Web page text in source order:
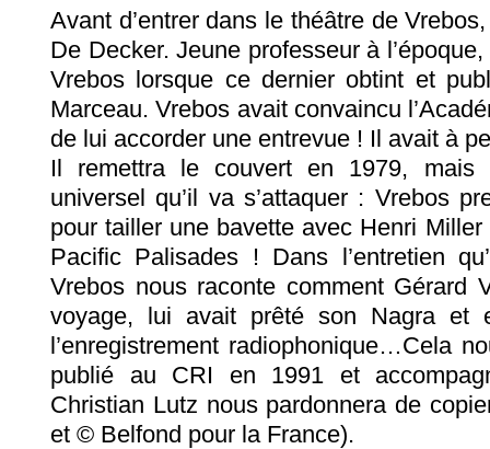
Avant d’entrer dans le théâtre de
De Decker. Jeune professeur à
Vrebos lorsque ce dernier obtint et
Marceau. Vrebos avait convaincu
de lui accorder une entrevue ! Il avait à
Il remettra le couvert en 1979, mais
universel qu’il va s’attaquer : Vrebos
pour tailler une bavette avec Henri
Pacific Palisades ! Dans l’entretien
Vrebos nous raconte comment Gérard
voyage, lui avait prêté son Nagra et
l’enregistrement radiophonique…Cela
publié au CRI en 1991 et
Christian Lutz nous pardonnera de
et © Belfond pour la France).